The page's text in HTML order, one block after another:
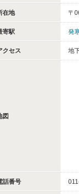
在地 〒
寄駅 発
クセス 地
図
話番号